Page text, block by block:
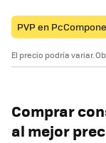
PVP en
El precio podría variar.
Comprar
al mejor